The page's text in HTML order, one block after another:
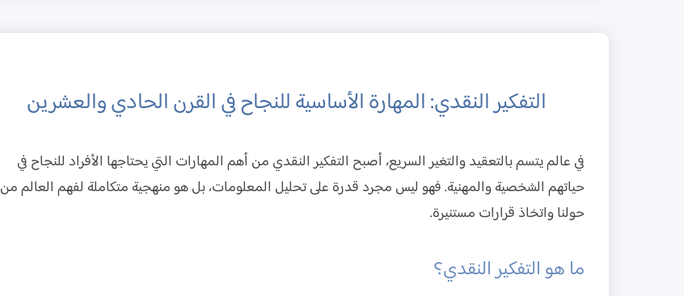
التفكير النقدي: المهارة الأساسية للنجاح في القرن الحادي والعشرين
في عالم يتسم بالتعقيد والتغير السريع، أصبح التفكير النقدي من أهم المهارات التي يحتاجها الأفراد للنجاح في
حياتهم الشخصية والمهنية. فهو ليس مجرد قدرة على تحليل المعلومات، بل هو منهجية متكاملة لفهم العالم من
حولنا واتخاذ قرارات مستنيرة.
ما هو التفكير النقدي؟